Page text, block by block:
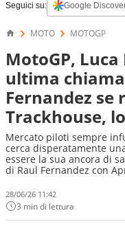
Seguici su: Google
MOTO MOTOGP
MotoGP,
ultima
Fernandez se
Trackhouse,
Mercato piloti sempre
cerca disperatamente
essere la sua ancora di
di Raul Fernandez con
28/06/26 11:42
3 min di lettura